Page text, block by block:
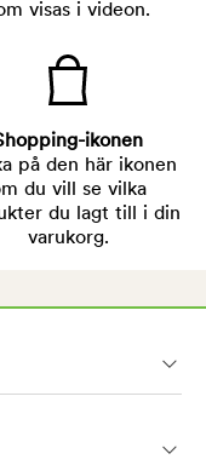
visas i videon.
ikonen
på den här ikonen
du vill se vilka
du lagt till i din
varukorg.